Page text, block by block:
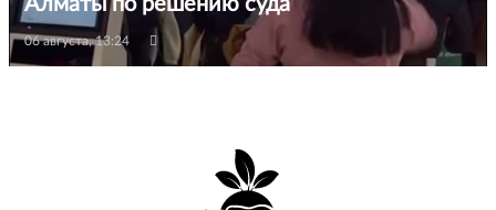
Алматы по решению суда
06 августа, 13:24